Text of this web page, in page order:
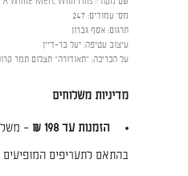
מס' עמודים:
247
תרגום: אסף גברון
עיצוב עטיפה: יעל בר-דיין
על הכריכה: "תאודורה" תצלום תמר
מדיניות משלוחים
הזמנות עד 198 ₪
–
בהתאם לתעריפים